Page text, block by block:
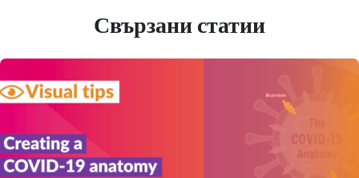
Свързани статии